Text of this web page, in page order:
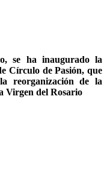
se ha inaugurado la
Círculo de Pasión, que
reorganización de la
Virgen del Rosario